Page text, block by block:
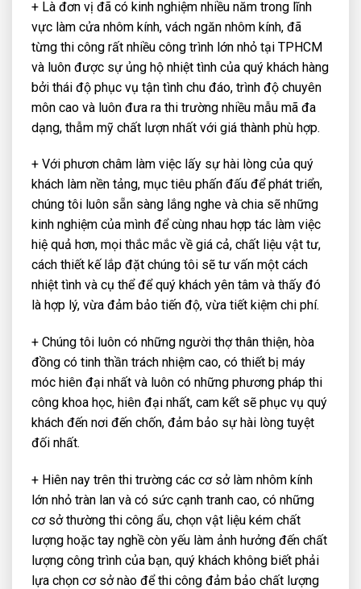
+ Là đơn vị đã có kinh nghiệm nhiều năm trong lĩnh
vực làm cửa nhôm kính, vách ngăn nhôm kính, đã
từng thi công rất nhiều công trình lớn nhỏ tại TPHCM
và luôn được sự ủng hộ nhiệt tình của quý khách hàng
bởi thái độ phục vụ tận tình chu đáo, trình độ chuyên
môn cao và luôn đưa ra thi trường nhiều mẫu mã đa
dạng, thẫm mỹ chất lượn nhất với giá thành phù hợp.
+ Với phươn châm làm việc lấy sự hài lòng của quý
khách làm nền tảng, mục tiêu phấn đấu để phát triển,
chúng tôi luôn sẵn sàng lắng nghe và chia sẽ những
kinh nghiệm của mình để cùng nhau hợp tác làm việc
hiệ quả hơn, mọi thắc mắc về giá cả, chất liệu vật tư,
cách thiết kế lắp đặt chúng tôi sẽ tư vấn một cách
nhiệt tình và cụ thể để quý khách yên tâm và thấy đó
là hợp lý, vừa đảm bảo tiến độ, vừa tiết kiệm chi phí.
+ Chúng tôi luôn có những người thợ thân thiện, hòa
đồng có tinh thần trách nhiệm cao, có thiết bị máy
móc hiên đại nhất và luôn có những phương pháp thi
công khoa học, hiên đại nhất, cam kết sẽ phục vụ quý
khách đến nơi đến chốn, đảm bảo sự hài lòng tuyệt
đối nhất.
+ Hiên nay trên thi trường các cơ sở làm nhôm kính
lớn nhỏ tràn lan và có sức cạnh tranh cao, có những
cơ sở thường thi công ẩu, chọn vật liệu kém chất
lượng hoặc tay nghề còn yếu làm ảnh hưởng đến chất
lượng công trình của bạn, quý khách không biết phải
lựa chọn cơ sở nào để thi công đảm bảo chất lượng